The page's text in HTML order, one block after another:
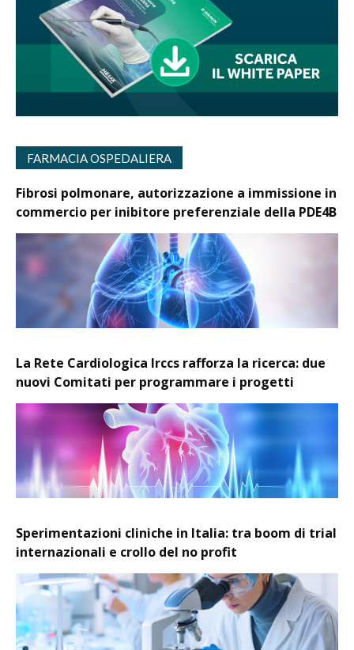
FARMACIA OSPEDALIERA
Fibrosi polmonare, autorizzazione a immissione in
commercio per inibitore preferenziale della PDE4B
La Rete Cardiologica Irccs rafforza la ricerca: due
nuovi Comitati per programmare i progetti
Sperimentazioni cliniche in Italia: tra boom di trial
internazionali e crollo del no profit